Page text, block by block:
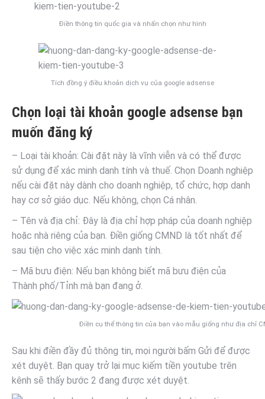
Điền thông tin quốc gia và nhấn chọn như hình
Tích đồng ý điều khoản dịch vụ của google adsense
Chọn loại tài khoản google adsense bạn
muốn đăng ký
– Loại tài khoản: Cài đặt này là vĩnh viễn và có thể được
sử dụng để xác minh danh tính và thuế. Chọn Doanh nghiệp
nếu cài đặt này dành cho doanh nghiệp, tổ chức, hợp danh
hay cơ sở giáo dục. Nếu không, chọn Cá nhân.
– Tên và địa chỉ: Đây là địa chỉ hợp pháp của doanh nghiệp
hoặc nhà riêng của bạn. Điền giống CMND là tốt nhất để
sau tiện cho việc xác minh danh tính.
– Mã bưu điện: Nếu bạn không biết mã bưu điện của
Thành phố/Tỉnh mà bạn đang ở.
Điền cụ thể thông tin của bạn vào mẫu giống như địa chỉ
Sau khi điền đầy đủ thông tin, mọi người bấm Gửi để được
xét duyệt. Bạn quay trở lại mục kiếm tiền youtube trên
kênh sẽ thấy bước 2 đang được xét duyệt.